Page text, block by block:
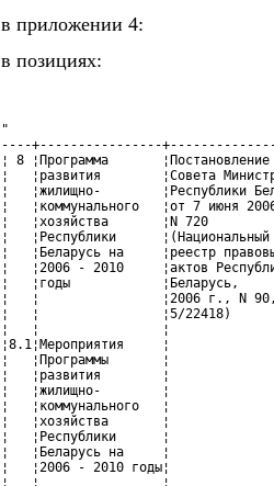
в приложении 4:
в позициях:
"
----+----------------
¦ 8 ¦Программа
¦   ¦развития        ¦Совета
¦   ¦жилищно-
¦   ¦коммунального   ¦от 7
¦   ¦хозяйства       ¦N
¦   ¦Республики
¦   ¦Беларусь на     ¦реестр
¦   ¦2006 - 2010     ¦актов
¦   ¦годы
¦   ¦                ¦2006 г.,
¦   ¦                ¦5/22418)
¦   ¦                ¦
¦8.1¦Мероприятия     ¦
¦   ¦Программы       ¦
¦   ¦развития        ¦
¦   ¦жилищно-        ¦
¦   ¦коммунального   ¦
¦   ¦хозяйства       ¦
¦   ¦Республики      ¦
¦   ¦Беларусь на     ¦
¦   ¦2006 - 2010 годы¦
¦   ¦                ¦